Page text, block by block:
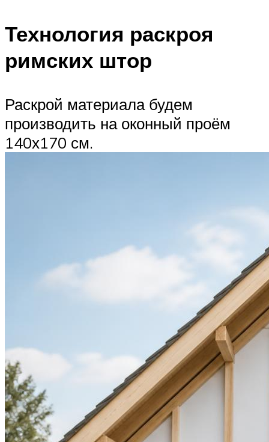
Технология раскроя
римских штор
Раскрой материала будем
производить на оконный проём
140х170 см.